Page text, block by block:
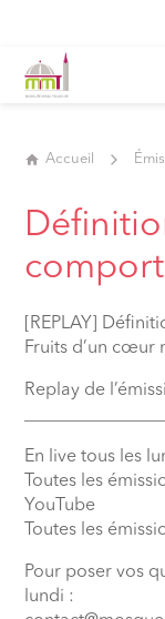
Accueil
[REPLAY]
Fruits d’un cœur
Replay de
En live tous les
Toutes les
YouTube
Toutes les
Pour poser vos
lundi :